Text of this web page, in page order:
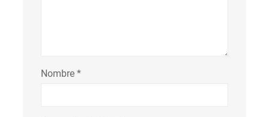
Nombre *